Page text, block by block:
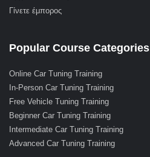
Γίνετε έμπορος
Popular Course Categories
Online Car Tuning Training
In-Person Car Tuning Training
Free Vehicle Tuning Training
Beginner Car Tuning Training
Intermediate Car Tuning Training
Advanced Car Tuning Training